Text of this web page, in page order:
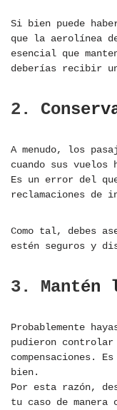
Si bien puede
que la aerolínea
esencial que
deberías recibir
2.
A menudo, los
cuando sus vuelos
Es un error del
reclamaciones de
Como tal, debes
estén seguros y
3. Mantén
Probablemente
pudieron controlar
compensaciones.
bien.
Por esta razón,
tu caso de